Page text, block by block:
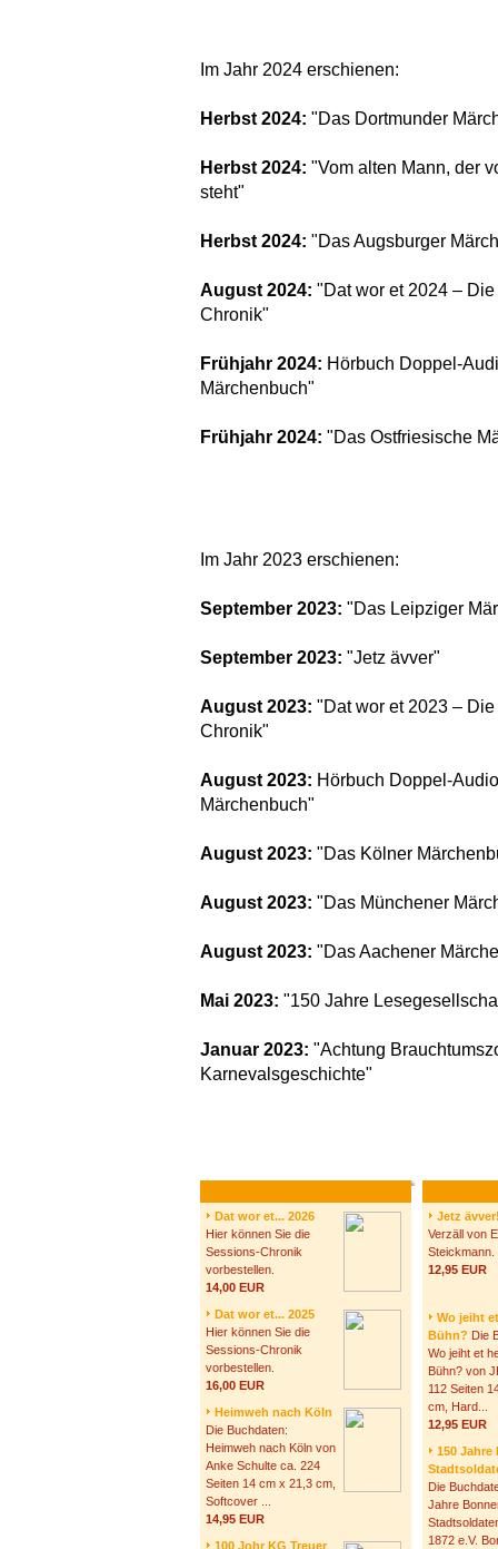
Im Jahr 2024 erschienen:
Herbst 2024: "Das Dortmunder
Herbst 2024: "Vom alten Mann, der
steht"
Herbst 2024: "Das Augsburger
August 2024: "Dat wor et 2024 –
Chronik"
Frühjahr 2024: Hörbuch Doppel-
Märchenbuch"
Frühjahr 2024: "Das Ostfriesische
Im Jahr 2023 erschienen:
September 2023: "Das Leipziger
September 2023: "Jetz ävver"
August 2023: "Dat wor et 2023 –
Chronik"
August 2023: Hörbuch Doppel-
Märchenbuch"
August 2023: "Das Kölner
August 2023: "Das Münchener
August 2023: "Das Aachener
Mai 2023: "150 Jahre
Januar 2023: "Achtung
Karnevalsgeschichte"
Dat wor et... 2026
Hier können Sie die
Sessions-Chronik
vorbestellen.
14,00 EUR
Dat wor et... 2025
Hier können Sie die
Sessions-Chronik
vorbestellen.
16,00 EUR
Heimweh nach Köln
Die Buchdaten:
Heimweh nach Köln von
Anke Schulte ca. 224
Seiten 14 cm x 21,3 cm,
Softcover ...
14,95 EUR
100 Johr KG Treuer
Jetz
Verzäll von
Steickmann.
12,95 EUR
Wo jeiht
Bühn? Die
Wo jeiht et
Bühn? von
112 Seiten
cm, Hard...
12,95 EUR
150 Jahre
Die
Jahre
1872 e.V.